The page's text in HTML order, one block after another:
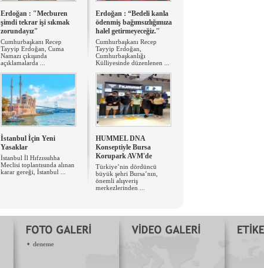
Erdoğan : "Mecburen
şimdi tekrar işi sıkmak
zorundayız"
Cumhurbaşkanı Recep
Tayyip Erdoğan, Cuma
Namazı çıkışında
açıklamalarda ...
Erdoğan : “Bedeli kanla
ödenmiş bağımsızlığımıza
halel getirmeyeceğiz.''
Cumhurbaşkanı Recep
Tayyip Erdoğan,
Cumhurbaşkanlığı
Külliyesinde düzenlenen ...
İstanbul İçin Yeni
Yasaklar
İstanbul İl Hıfzıssıhha
Meclisi toplantısında alınan
karar gereği, İstanbul ...
HUMMEL DNA
Konseptiyle Bursa
Korupark AVM'de
Türkiye’nin dördüncü
büyük şehri Bursa’nın,
önemli alışveriş
merkezlerinden ...
• deneme